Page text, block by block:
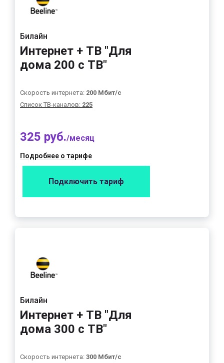
Билайн
Интернет + ТВ "Для
дома 200 с ТВ"
Скорость интернета: 200 Мбит/с
Список ТВ-каналов: 225
325 руб./месяц
Подробнее о тарифе
Подключить тариф
Билайн
Интернет + ТВ "Для
дома 300 с ТВ"
Скорость интернета: 300 Мбит/с